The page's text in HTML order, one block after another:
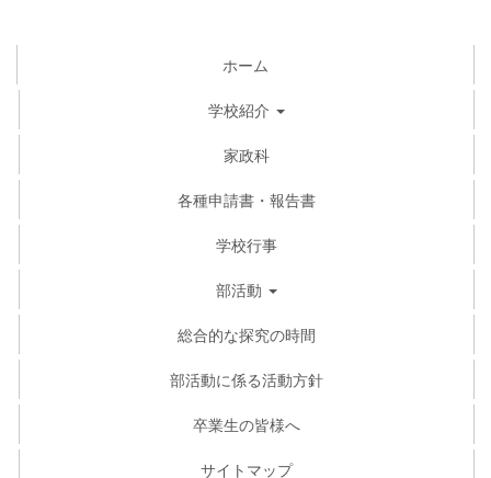
ホーム
学校紹介
家政科
各種申請書・報告書
学校行事
部活動
総合的な探究の時間
部活動に係る活動方針
卒業生の皆様へ
サイトマップ